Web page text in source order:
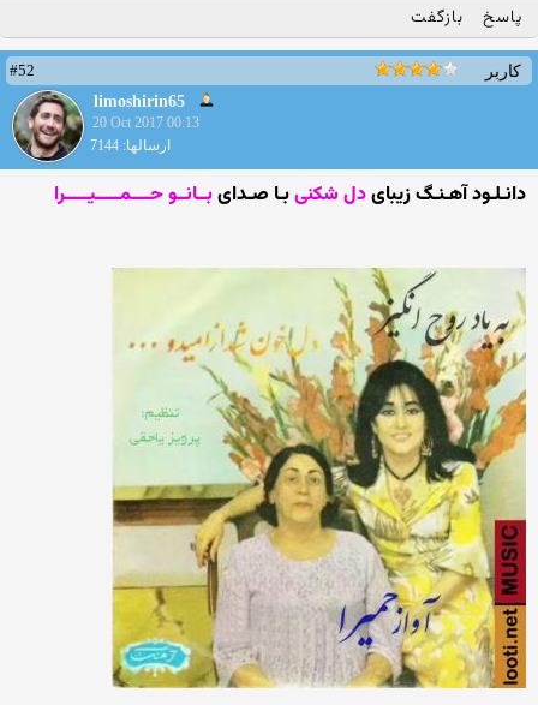
پاسخ بازگفت
کاربر
#52
limoshirin65
20 Oct 2017 00:13
ارسالها: 7144
دانـلـود آهـنـگ زیبایدل شکنیبـا صـدایبــانــو حــــمـــــیـــــرا